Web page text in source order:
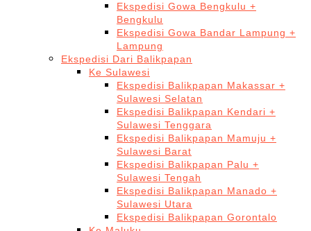
Ekspedisi Gowa Bengkulu +
Bengkulu
Ekspedisi Gowa Bandar Lampung +
Lampung
Ekspedisi Dari Balikpapan
Ke Sulawesi
Ekspedisi Balikpapan Makassar +
Sulawesi Selatan
Ekspedisi Balikpapan Kendari +
Sulawesi Tenggara
Ekspedisi Balikpapan Mamuju +
Sulawesi Barat
Ekspedisi Balikpapan Palu +
Sulawesi Tengah
Ekspedisi Balikpapan Manado +
Sulawesi Utara
Ekspedisi Balikpapan Gorontalo